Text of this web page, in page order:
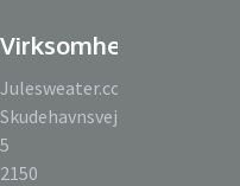
Virksomhed
Julesweater.com
Skudehavnsvej
5
2150